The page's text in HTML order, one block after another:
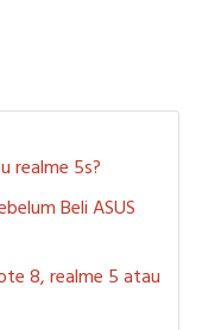
realme 5s?
Beli ASUS
8, realme 5 atau